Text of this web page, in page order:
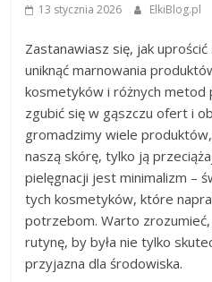
13 stycznia 2026 ElkiBlog.pl
Zastanawiasz się, jak
uniknąć marnowania
kosmetyków i różnych metod
zgubić się w gąszczu ofert i
gromadzimy wiele
naszą skórę, tylko ją
pielęgnacji jest minimalizm –
tych kosmetyków, które
potrzebom. Warto
rutynę, by była nie tylko
przyjazna dla środowiska.